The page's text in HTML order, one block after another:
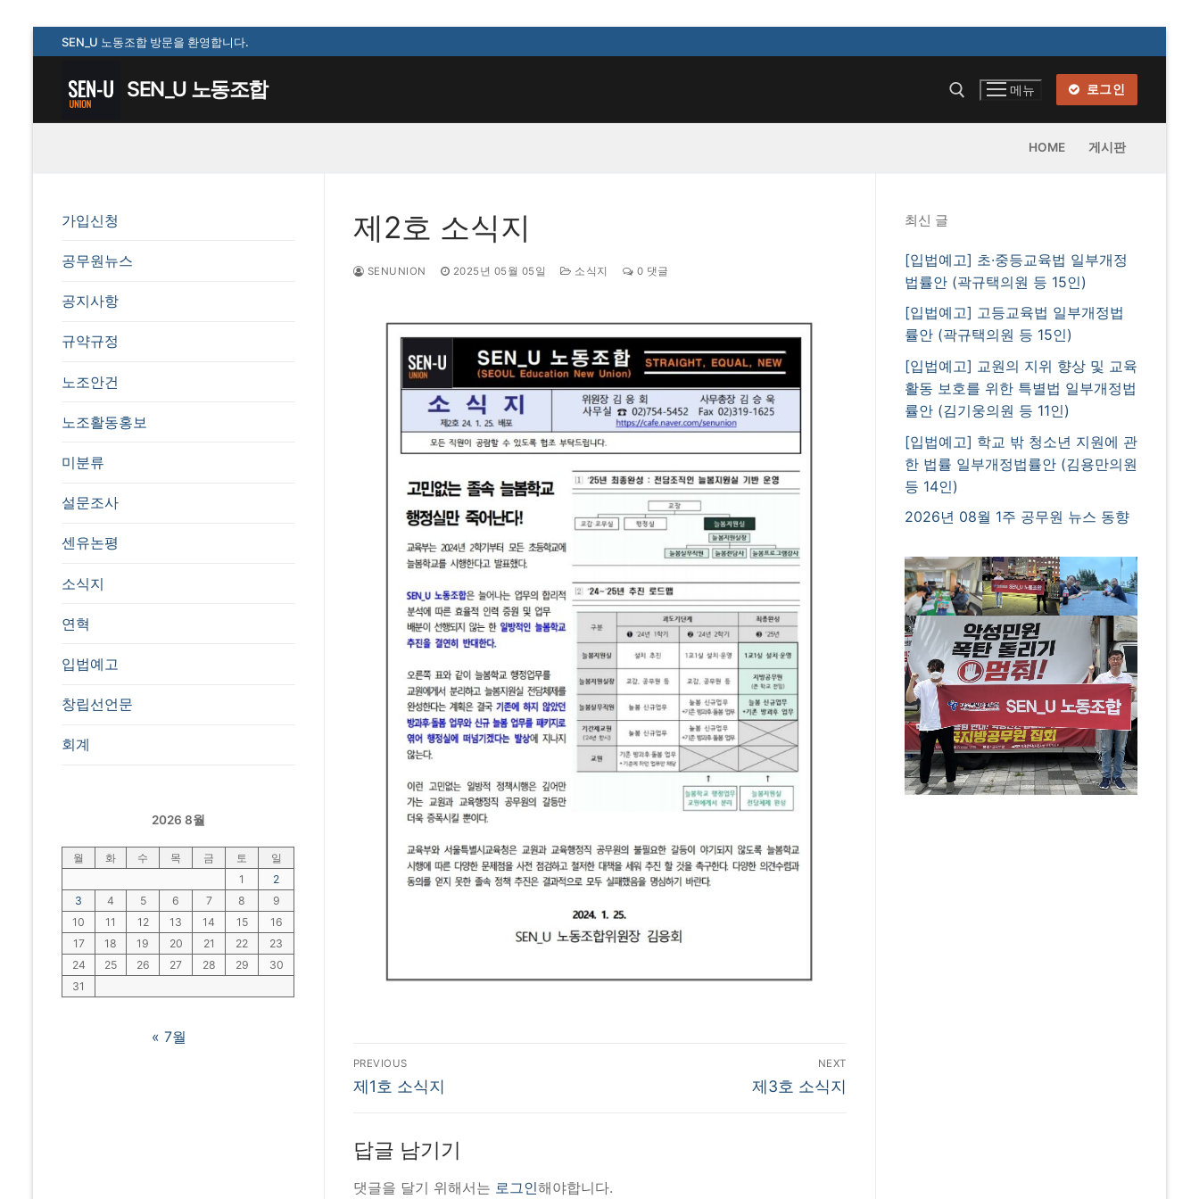
텐
바
SEN_U 노동조합 방문을 환영합니다.
SEN_U 노동조합 메뉴 로그인
HOME 게시판
제2호 소식지
SENUNION 2025년 05월 05일 소식지 0 댓글
글
탐
PREVIOUS
Previous
제1호 소식지
NEXT
Next
제3호 소식지
답글 남기기
댓글을 달기 위해서는 로그인해야합니다.
최신 글
[입법예고] 초·중등교육법 일부개정
법률안 (곽규택의원 등 15인)
[입법예고] 고등교육법 일부개정법
률안 (곽규택의원 등 15인)
[입법예고] 교원의 지위 향상 및 교육
활동 보호를 위한 특별법 일부개정법
률안 (김기웅의원 등 11인)
[입법예고] 학교 밖 청소년 지원에 관
한 법률 일부개정법률안 (김용만의원
등 14인)
2026년 08월 1주 공무원 뉴스 동향
가입신청
공무원뉴스
공지사항
규약규정
노조안건
노조활동홍보
미분류
설문조사
센유논평
소식지
연혁
입법예고
창립선언문
회계
2026 8월
월 화 수 목 금 토
일
1
2
3
4 5 6 7 8
9
10
11 12 13 14 15
16
17
18 19 20 21 22
23
24
25 26 27 28 29
30
31
« 7월